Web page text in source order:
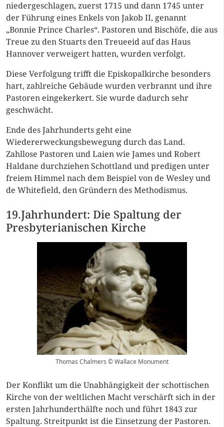
niedergeschlagen, zuerst 1715 und dann 1745 unter
der Führung eines Enkels von Jakob II, genannt
„Bonnie Prince Charles“. Pastoren und Bischöfe, die aus
Treue zu den Stuarts den Treueeid auf das Haus
Hannover verweigert hatten, wurden verfolgt.
Diese Verfolgung trifft die Episkopalkirche besonders
hart, zahlreiche Gebäude wurden verbrannt und ihre
Pastoren eingekerkert. Sie wurde dadurch sehr
geschwächt.
Ende des Jahrhunderts geht eine
Wiedererweckungsbewegung durch das Land.
Zahllose Pastoren und Laien wie James und Robert
Haldane durchziehen Schottland und predigen unter
freiem Himmel nach dem Beispiel von de Wesley und
de Whitefield, den Gründern des Methodismus.
19.Jahrhundert: Die Spaltung der
Presbyterianischen Kirche
Thomas Chalmers © Wallace Monument
Der Konflikt um die Unabhängigkeit der schottischen
Kirche von der weltlichen Macht verschärft sich in der
ersten Jahrhunderthälfte noch und führt 1843 zur
Spaltung. Streitpunkt ist die Einsetzung der Pastoren.